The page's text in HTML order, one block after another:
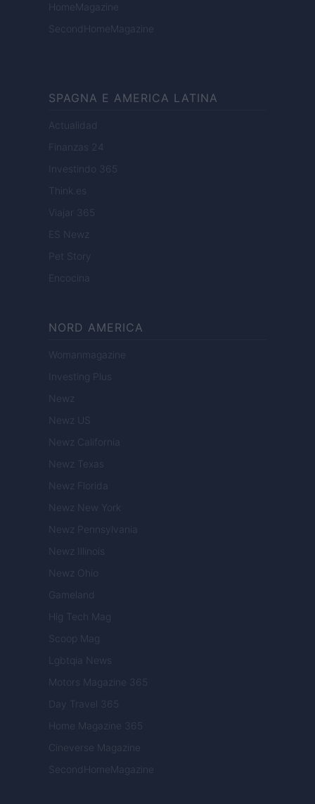
HomeMagazine
SecondHomeMagazine
SPAGNA E AMERICA LATINA
Actualidad
Finanzas 24
Investindo 365
Think.es
Viajar 365
ES Newz
Pet Story
Encocina
NORD AMERICA
Womanmagazine
Investing Plus
Newz
Newz US
Newz California
Newz Texas
Newz Florida
Newz New York
Newz Pennsylvania
Newz Illinois
Newz Ohio
Gameland
Hig Tech Mag
Scoop Mag
Lgbtqia News
Motors Magazine 365
Day Travel 365
Home Magazine 365
Cineverse Magazine
SecondHomeMagazine